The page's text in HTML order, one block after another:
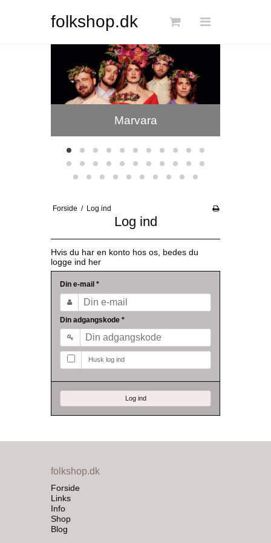
folkshop.dk
Dansk
Marvara
Forside / Log ind
Log ind
Hvis du har en konto hos os, bedes du
logge ind her
Din e-mail *
Din adgangskode *
Husk log ind
Log ind
folkshop.dk
Forside
Links
Info
Shop
Blog